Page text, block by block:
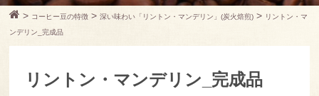
> コーヒー豆の特徴 >深い味わい「リントン・マンデリン」(炭火焙煎) > リントン・マ
ンデリン_完成品
リントン・マンデリン_完成品